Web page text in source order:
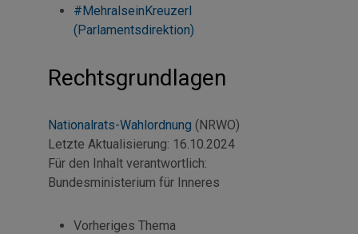
#MehralseinKreuzerl
(Parlamentsdirektion)
Rechtsgrundlagen
Nationalrats-Wahlordnung (NRWO)
Letzte Aktualisierung: 16.10.2024
Für den Inhalt verantwortlich:
Bundesministerium für Inneres
Vorheriges Thema